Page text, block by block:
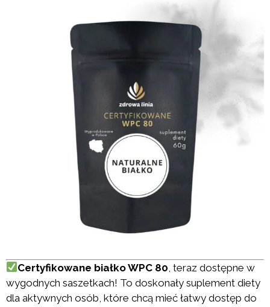
Certyfikowane białko WPC 80 , teraz dostępne w
wygodnych saszetkach! To doskonały suplement diety
dla aktywnych osób, które chcą mieć łatwy dostęp do